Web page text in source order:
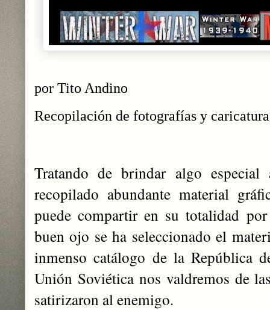
por Tito Andino
Recopilación de fotografías y
Tratando de brindar algo especial
recopilado abundante material
puede compartir en su totalidad
buen ojo se ha seleccionado el
inmenso catálogo de la República
Unión Soviética nos valdremos de
satirizaron al enemigo.